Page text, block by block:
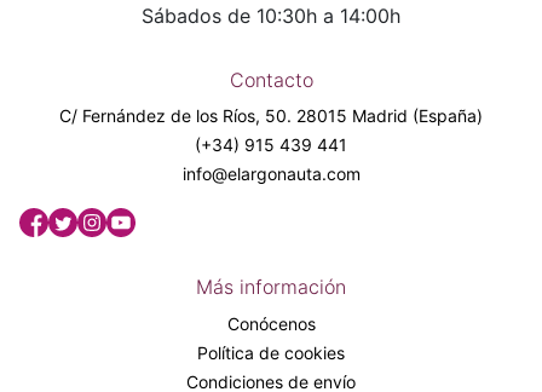
Sábados de 10:30h a 14:00h
Contacto
C/ Fernández de los Ríos, 50. 28015 Madrid (España)
(+34) 915 439 441
info@elargonauta.com
Más información
Conócenos
Política de cookies
Condiciones de envío